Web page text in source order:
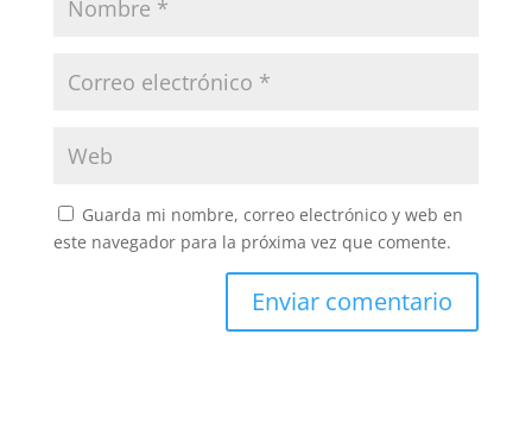
Guarda mi nombre, correo electrónico y web en
este navegador para la próxima vez que comente.